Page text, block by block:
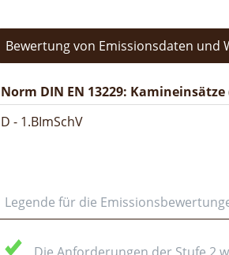
Bewertung von Emissionsdaten
Norm DIN EN 13229:
D - 1.BImSchV
Legende für die